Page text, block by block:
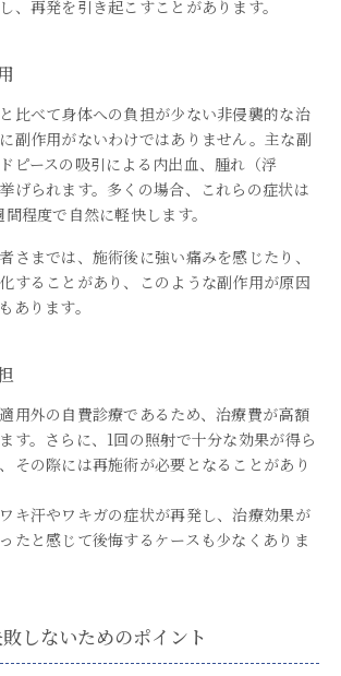
、再発を引き起こすことがあります。
比べて身体への負担が少ない非侵襲的な治
副作用がないわけではありません。主な副
ピースの吸引による内出血、腫れ（浮
げられます。多くの場合、これらの症状は
程度で自然に軽快します。
さまでは、施術後に強い痛みを感じたり、
することがあり、このような副作用が原因
あります。
用外の自費診療であるため、治療費が高額
す。さらに、1回の照射で十分な効果が得ら
その際には再施術が必要となることがあり
キ汗やワキガの症状が再発し、治療効果が
たと感じて後悔するケースも少なくありま
しないためのポイント